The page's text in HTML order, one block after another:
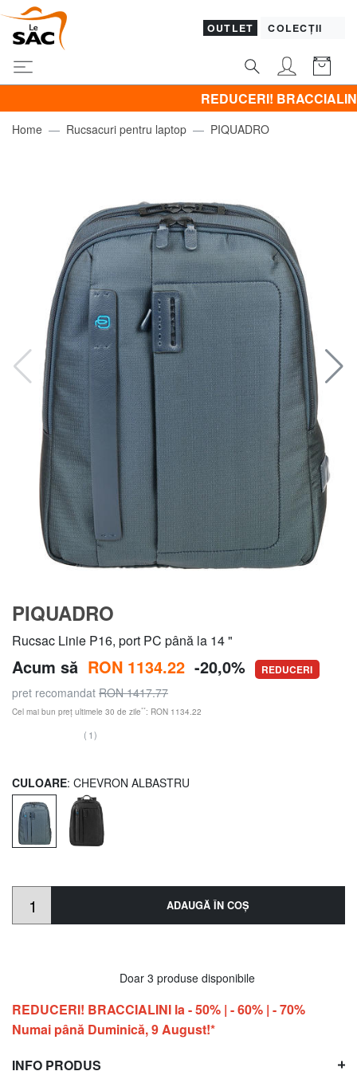
OUTLET COLECȚII
REDUCERI! BRACCIALINI la -
Home Rucsacuri pentru laptop PIQUADRO
PIQUADRO
Rucsac Linie P16, port PC până la 14 "
Acum să RON 1134.22 -20,0% REDUCERI
pret recomandat RON 1417.77
Cel mai bun preț ultimele 30 de zile**: RON 1134.22
(1)
CULOARE: CHEVRON ALBASTRU
ADAUGĂ ÎN COŞ
Doar 3 produse disponibile
REDUCERI! BRACCIALINI la - 50% | - 60% | - 70%
Numai până Duminică, 9 August!*
INFO PRODUS